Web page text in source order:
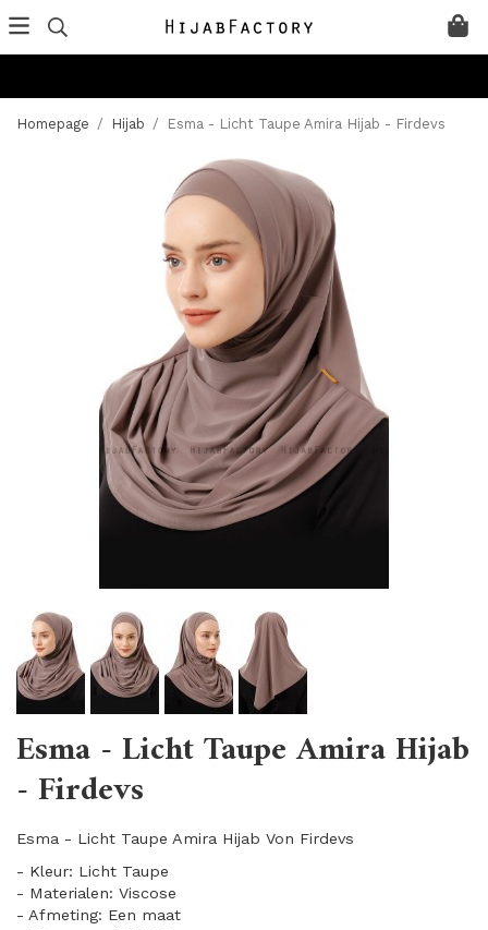
Homepage / Hijab / Esma - Licht Taupe Amira Hijab - Firdevs
Esma - Licht Taupe Amira Hijab
- Firdevs
Esma - Licht Taupe Amira Hijab Von Firdevs
- Kleur: Licht Taupe
- Materialen: Viscose
- Afmeting: Een maat